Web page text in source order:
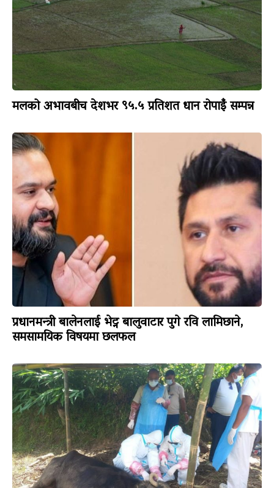
मलको अभावबीच देशभर ९५.५ प्रतिशत धान रोपाइँ सम्पन्न
प्रधानमन्त्री बालेनलाई भेट्न बालुवाटार पुगे रवि लामिछाने,
समसामयिक विषयमा छलफल